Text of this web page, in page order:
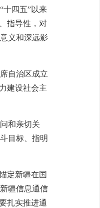
十四五”以来
指导性，对
义和深远影
自治区成立
建设社会主
和亲切关
目标、指明
定新疆在国
疆信息通信
扎实推进通